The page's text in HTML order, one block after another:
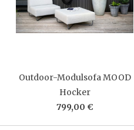
Outdoor-Modulsofa MOOD
Hocker
799,00 €